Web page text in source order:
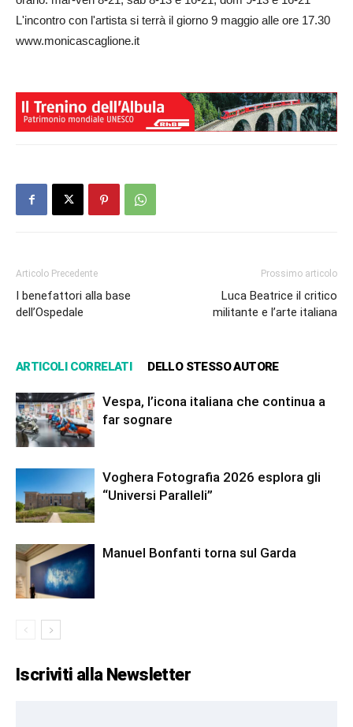
L'incontro con l'artista si terrà il giorno 9 maggio alle ore 17.30
www.monicascaglione.it
Articolo Precedente
I benefattori alla base
dell’Ospedale
Prossimo articolo
Luca Beatrice il critico
militante e l’arte italiana
ARTICOLI CORRELATI DELLO STESSO AUTORE
Vespa, l’icona italiana che continua a
far sognare
Voghera Fotografia 2026 esplora gli
“Universi Paralleli”
Manuel Bonfanti torna sul Garda
Iscriviti alla Newsletter